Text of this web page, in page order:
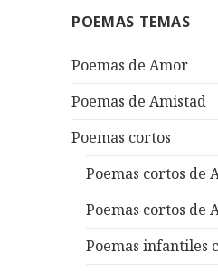
POEMAS TEMAS
Poemas de Amor
Poemas de Amistad
Poemas cortos
Poemas cortos de
Poemas cortos de
Poemas infantiles